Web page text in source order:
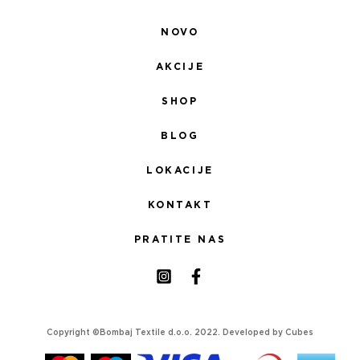
NOVO
AKCIJE
SHOP
BLOG
LOKACIJE
KONTAKT
PRATITE NAS
Copyright ©Bombaj Textile d.o.o. 2022. Developed by Cubes